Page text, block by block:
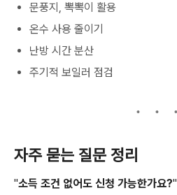
문풍지, 뽁뽁이 활용
온수 사용 줄이기
난방 시간 분산
주기적 보일러 점검
자주 묻는 질문 정리
"소득 조건 없어도 신청 가능한가요?"